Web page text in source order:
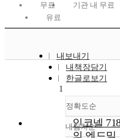
무료
기관 내 무료
유료
내보내기
내책장담기
한글로보기
정확도순
정확도
내림차순
1
인코넬